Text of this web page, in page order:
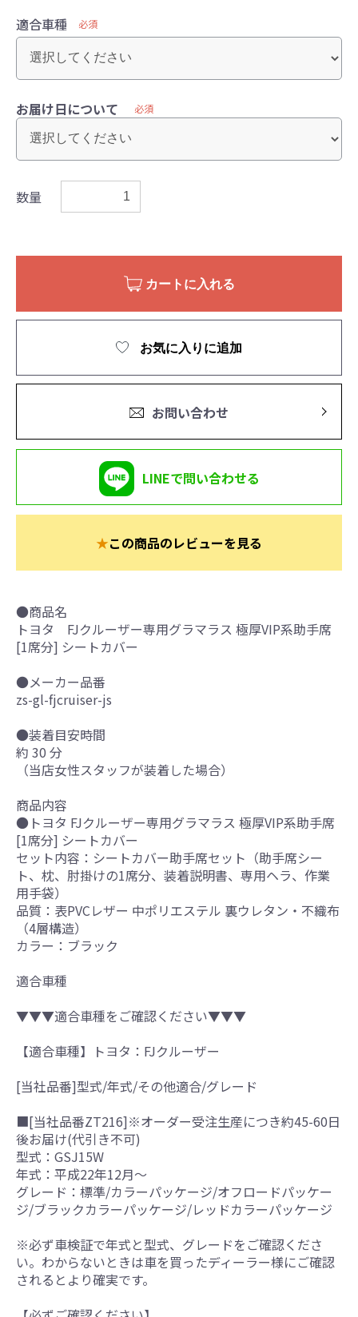
適合車種 必須
お届け日について 必須
数量
カートに入れる
お気に入りに追加
お問い合わせ
LINEで問い合わせる
★この商品のレビューを見る
●商品名
トヨタ FJクルーザー専用グラマラス 極厚VIP系助手席
[1席分] シートカバー
●メーカー品番
zs-gl-fjcruiser-js
●装着目安時間
約 30 分
（当店女性スタッフが装着した場合）
商品内容
●トヨタ FJクルーザー専用グラマラス 極厚VIP系助手席
[1席分] シートカバー
セット内容：シートカバー助手席セット（助手席シー
ト、枕、肘掛けの1席分、装着説明書、専用ヘラ、作業
用手袋）
品質：表PVCレザー 中ポリエステル 裏ウレタン・不織布
（4層構造）
カラー：ブラック
適合車種
▼▼▼適合車種をご確認ください▼▼▼
【適合車種】トヨタ：FJクルーザー
[当社品番]型式/年式/その他適合/グレード
■[当社品番ZT216]※オーダー受注生産につき約45-60日
後お届け(代引き不可)
型式：GSJ15W
年式：平成22年12月～
グレード：標準/カラーパッケージ/オフロードパッケー
ジ/ブラックカラーパッケージ/レッドカラーパッケージ
※必ず車検証で年式と型式、グレードをご確認くださ
い。わからないときは車を買ったディーラー様にご確認
されるとより確実です。